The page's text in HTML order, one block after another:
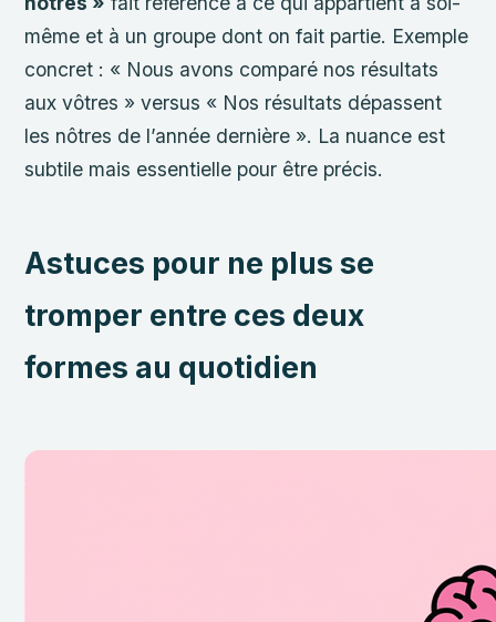
même et à un groupe dont on fait partie. Exemple
concret : « Nous avons comparé nos résultats
aux vôtres » versus « Nos résultats dépassent
les nôtres de l’année dernière ». La nuance est
subtile mais essentielle pour être précis.
Astuces pour ne plus se
tromper entre ces deux
formes au quotidien